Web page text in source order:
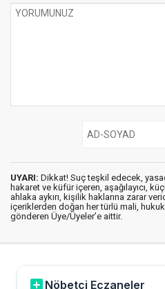
UYARI: Dikkat! Suç teşkil edecek,
hakaret ve küfür içeren, aşağılayıcı,
ahlaka aykırı, kişilik haklarına zarar
içeriklerden doğan her türlü mali,
gönderen Üye/Üyeler’e aittir.